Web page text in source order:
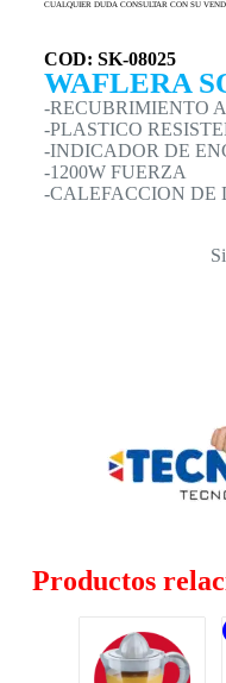
CUALQUIER DUDA CONSULTAR CON SU
COD: SK-08025
WAFLERA
-RECUBRIMIENTO
-PLASTICO
-INDICADOR DE
-1200W FUERZA
-CALEFACCION DE
Productos